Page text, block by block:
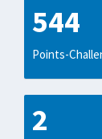
544
Points-
2